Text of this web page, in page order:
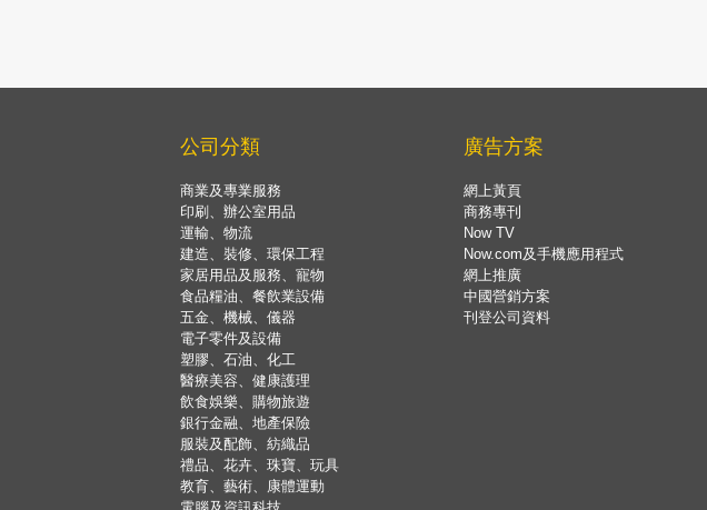
公司分類
商業及專業服務
印刷、辦公室用品
運輸、物流
建造、裝修、環保工程
家居用品及服務、寵物
食品糧油、餐飲業設備
五金、機械、儀器
電子零件及設備
塑膠、石油、化工
醫療美容、健康護理
飲食娛樂、購物旅遊
銀行金融、地產保險
服裝及配飾、紡織品
禮品、花卉、珠寶、玩具
教育、藝術、康體運動
廣告方案
網上黃頁
商務專刊
Now TV
Now.com及手機應用程式
網上推廣
中國營銷方案
刊登公司資料